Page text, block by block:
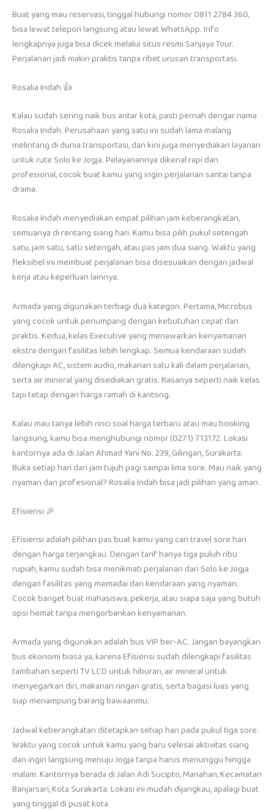
Buat yang mau reservasi, tinggal hubungi nomor 0811 2784 360,
bisa lewat telepon langsung atau lewat WhatsApp. Info
lengkapnya juga bisa dicek melalui situs resmi Sanjaya Tour.
Perjalanan jadi makin praktis tanpa ribet urusan transportasi.
Rosalia Indah 👍
Kalau sudah sering naik bus antar kota, pasti pernah dengar nama
Rosalia Indah. Perusahaan yang satu ini sudah lama malang
melintang di dunia transportasi, dan kini juga menyediakan layanan
untuk rute Solo ke Jogja. Pelayanannya dikenal rapi dan
profesional, cocok buat kamu yang ingin perjalanan santai tanpa
drama.
Rosalia Indah menyediakan empat pilihan jam keberangkatan,
semuanya di rentang siang hari. Kamu bisa pilih pukul setengah
satu, jam satu, satu setengah, atau pas jam dua siang. Waktu yang
fleksibel ini membuat perjalanan bisa disesuaikan dengan jadwal
kerja atau keperluan lainnya.
Armada yang digunakan terbagi dua kategori. Pertama, Microbus
yang cocok untuk penumpang dengan kebutuhan cepat dan
praktis. Kedua, kelas Executive yang menawarkan kenyamanan
ekstra dengan fasilitas lebih lengkap. Semua kendaraan sudah
dilengkapi AC, sistem audio, makanan satu kali dalam perjalanan,
serta air mineral yang disediakan gratis. Rasanya seperti naik kelas
tapi tetap dengan harga ramah di kantong.
Kalau mau tanya lebih rinci soal harga terbaru atau mau booking
langsung, kamu bisa menghubungi nomor (0271) 713172. Lokasi
kantornya ada di Jalan Ahmad Yani No. 239, Gilingan, Surakarta.
Buka setiap hari dari jam tujuh pagi sampai lima sore. Mau naik yang
nyaman dan profesional? Rosalia Indah bisa jadi pilihan yang aman.
Efisiensi 🎉
Efisiensi adalah pilihan pas buat kamu yang cari travel sore hari
dengan harga terjangkau. Dengan tarif hanya tiga puluh ribu
rupiah, kamu sudah bisa menikmati perjalanan dari Solo ke Jogja
dengan fasilitas yang memadai dan kendaraan yang nyaman.
Cocok banget buat mahasiswa, pekerja, atau siapa saja yang butuh
opsi hemat tanpa mengorbankan kenyamanan.
Armada yang digunakan adalah bus VIP ber-AC. Jangan bayangkan
bus ekonomi biasa ya, karena Efisiensi sudah dilengkapi fasilitas
tambahan seperti TV LCD untuk hiburan, air mineral untuk
menyegarkan diri, makanan ringan gratis, serta bagasi luas yang
siap menampung barang bawaanmu.
Jadwal keberangkatan ditetapkan setiap hari pada pukul tiga sore.
Waktu yang cocok untuk kamu yang baru selesai aktivitas siang
dan ingin langsung menuju Jogja tanpa harus menunggu hingga
malam. Kantornya berada di Jalan Adi Sucipto, Manahan, Kecamatan
Banjarsari, Kota Surakarta. Lokasi ini mudah dijangkau, apalagi buat
yang tinggal di pusat kota.